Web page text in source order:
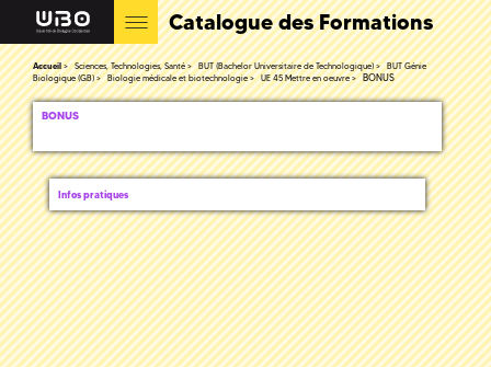
Catalogue des Formations
Accueil Sciences, Technologies, Santé BUT (Bachelor Universitaire de Technologique)
BUT Génie
Biologique (GB)
Biologie médicale et biotechnologie UE 45 Mettre en oeuvre BONUS
BONUS
Infos pratiques